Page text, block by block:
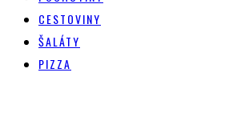
CESTOVINY
ŠALÁTY
PIZZA